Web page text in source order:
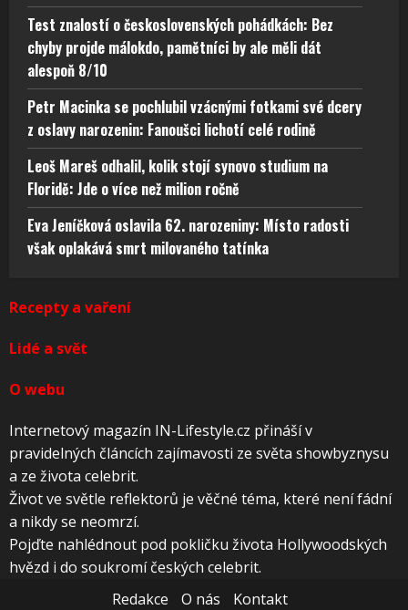
Test znalostí o československých pohádkách: Bez
chyby projde málokdo, pamětníci by ale měli dát
alespoň 8/10
Petr Macinka se pochlubil vzácnými fotkami své dcery
z oslavy narozenin: Fanoušci lichotí celé rodině
Leoš Mareš odhalil, kolik stojí synovo studium na
Floridě: Jde o více než milion ročně
Eva Jeníčková oslavila 62. narozeniny: Místo radosti
však oplakává smrt milovaného tatínka
Recepty a vaření
Lidé a svět
O webu
Internetový magazín IN-Lifestyle.cz přináší v
pravidelných článcích zajímavosti ze světa showbyznysu
a ze života celebrit.
Život ve světle reflektorů je věčné téma, které není fádní
a nikdy se neomrzí.
Pojďte nahlédnout pod pokličku života Hollywoodských
hvězd i do soukromí českých celebrit.
Redakce
O nás
Kontakt